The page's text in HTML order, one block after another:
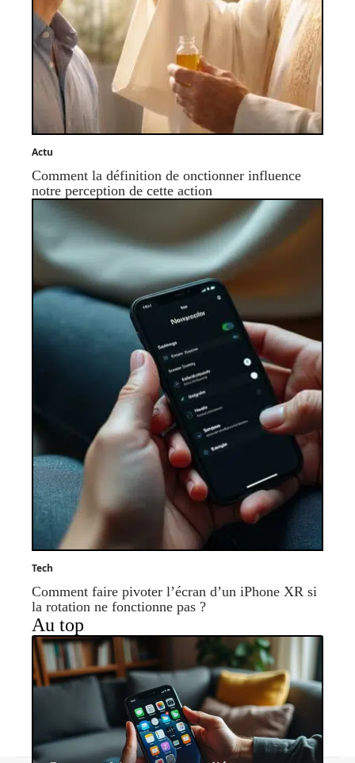
Actu
Comment la définition de onctionner influence
notre perception de cette action
Tech
Comment faire pivoter l’écran d’un iPhone XR si
la rotation ne fonctionne pas ?
Au top